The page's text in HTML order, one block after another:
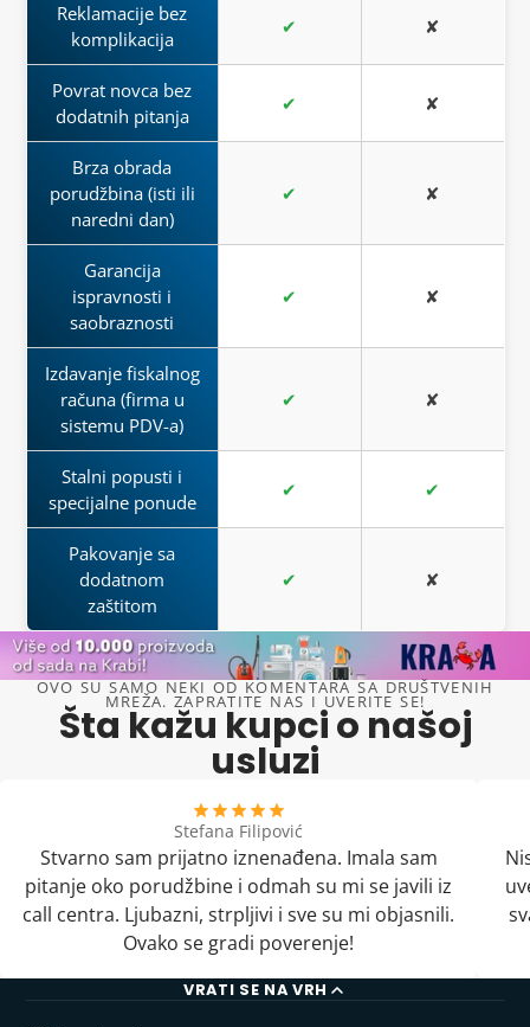
Reklamacije bez
komplikacija
✔ ✘
Povrat novca bez
dodatnih pitanja
✔ ✘
Brza obrada
porudžbina (isti ili
naredni dan)
✔ ✘
Garancija
ispravnosti i
saobraznosti
✔ ✘
Izdavanje fiskalnog
računa (firma u
sistemu PDV-a)
✔ ✘
Stalni popusti i
specijalne ponude
✔ ✔
Pakovanje sa
dodatnom
zaštitom
✔ ✘
OVO SU SAMO NEKI OD KOMENTARA SA DRUŠTVENIH
MREŽA. ZAPRATITE NAS I UVERITE SE!
Šta kažu kupci o našoj
usluzi
Stefana Filipović
Stvarno sam prijatno iznenađena. Imala sam
pitanje oko porudžbine i odmah su mi se javili iz
call centra. Ljubazni, strpljivi i sve su mi objasnili.
Ovako se gradi poverenje!
VRATI SE NA VRH